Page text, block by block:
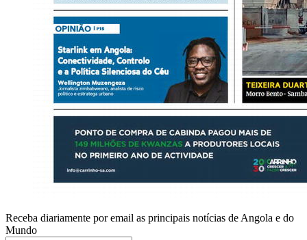
Receba diariamente por email as principais notícias de Angola e do
Mundo